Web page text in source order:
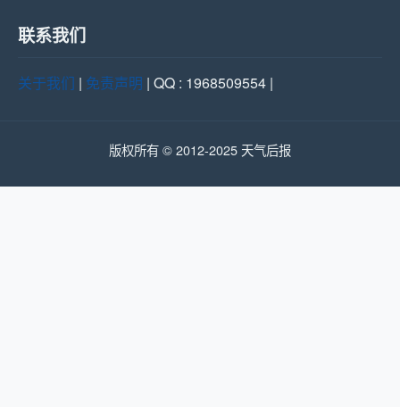
联系我们
关于我们 | 免责声明 | QQ : 1968509554 |
版权所有 © 2012-2025 天气后报